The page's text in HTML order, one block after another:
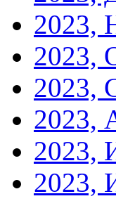
2023,
2023,
2023,
2023,
2023,
2023,